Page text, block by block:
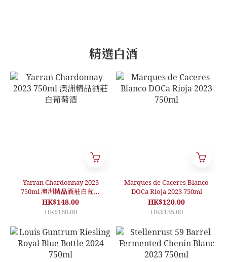
精選白酒
Yarran Chardonnay 2023
750ml 澳洲精品酒莊白葡萄
酒
HK$148.00
HK$168.00
Marques de Caceres Blanco
DOCa Rioja 2023 750ml
HK$120.00
HK$135.00